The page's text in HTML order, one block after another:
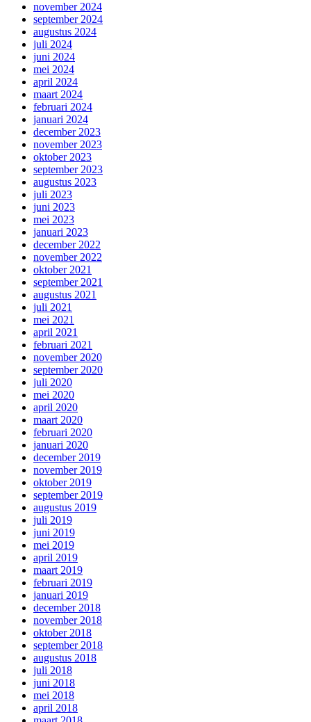
november 2024
september 2024
augustus 2024
juli 2024
juni 2024
mei 2024
april 2024
maart 2024
februari 2024
januari 2024
december 2023
november 2023
oktober 2023
september 2023
augustus 2023
juli 2023
juni 2023
mei 2023
januari 2023
december 2022
november 2022
oktober 2021
september 2021
augustus 2021
juli 2021
mei 2021
april 2021
februari 2021
november 2020
september 2020
juli 2020
mei 2020
april 2020
maart 2020
februari 2020
januari 2020
december 2019
november 2019
oktober 2019
september 2019
augustus 2019
juli 2019
juni 2019
mei 2019
april 2019
maart 2019
februari 2019
januari 2019
december 2018
november 2018
oktober 2018
september 2018
augustus 2018
juli 2018
juni 2018
mei 2018
april 2018